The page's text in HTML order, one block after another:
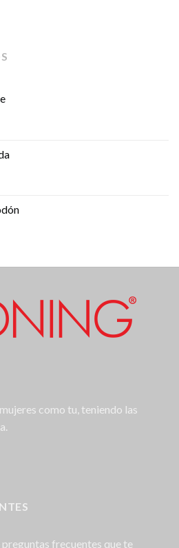
como tu, teniendo las
frecuentes que te